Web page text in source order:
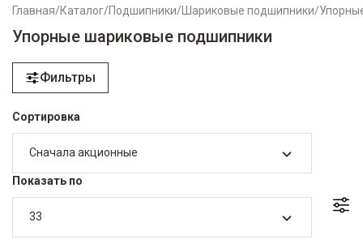
Главная/Каталог/Подшипники/ Шариковые подшипники/
Упорные шариковые подшипники
Фильтры
Сортировка
Сначала акционные
Показать по
33